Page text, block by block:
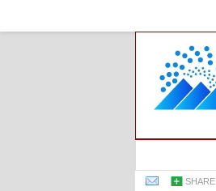
SHARE